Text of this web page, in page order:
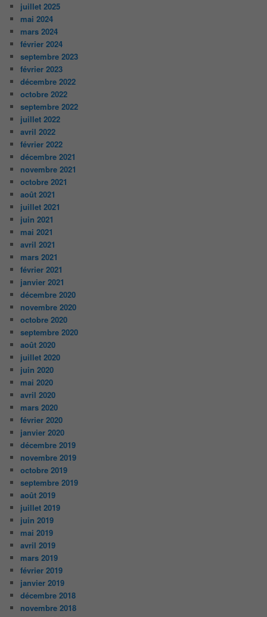
juillet 2025
mai 2024
mars 2024
février 2024
septembre 2023
février 2023
décembre 2022
octobre 2022
septembre 2022
juillet 2022
avril 2022
février 2022
décembre 2021
novembre 2021
octobre 2021
août 2021
juillet 2021
juin 2021
mai 2021
avril 2021
mars 2021
février 2021
janvier 2021
décembre 2020
novembre 2020
octobre 2020
septembre 2020
août 2020
juillet 2020
juin 2020
mai 2020
avril 2020
mars 2020
février 2020
janvier 2020
décembre 2019
novembre 2019
octobre 2019
septembre 2019
août 2019
juillet 2019
juin 2019
mai 2019
avril 2019
mars 2019
février 2019
janvier 2019
décembre 2018
novembre 2018